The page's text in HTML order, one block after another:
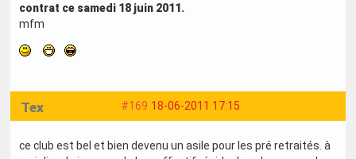
contrat ce samedi 18 juin 2011.
mfm
#169 18-06-2011 17:15
Tex
ce club est bel et bien devenu un asile pour les pré retraités. à